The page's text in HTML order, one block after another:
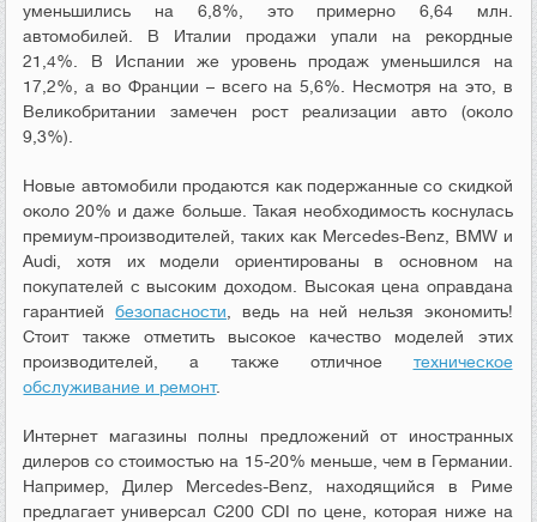
уменьшились на 6,8%, это примерно 6,64 млн.
автомобилей. В Италии продажи упали на рекордные
21,4%. В Испании же уровень продаж уменьшился на
17,2%, а во Франции – всего на 5,6%. Несмотря на это, в
Великобритании замечен рост реализации авто (около
9,3%).
Новые автомобили продаются как подержанные со скидкой
около 20% и даже больше. Такая необходимость коснулась
премиум-производителей, таких как Mercedes-Benz, BMW и
Audi, хотя их модели ориентированы в основном на
покупателей с высоким доходом. Высокая цена оправдана
гарантиейбезопасности , ведь на ней нельзя экономить!
Стоит также отметить высокое качество моделей этих
производителей, а также отличное техническое
обслуживание и ремонт.
Интернет магазины полны предложений от иностранных
дилеров со стоимостью на 15-20% меньше, чем в Германии.
Например, Дилер Mercedes-Benz, находящийся в Риме
предлагает универсал C200 CDI по цене, которая ниже на